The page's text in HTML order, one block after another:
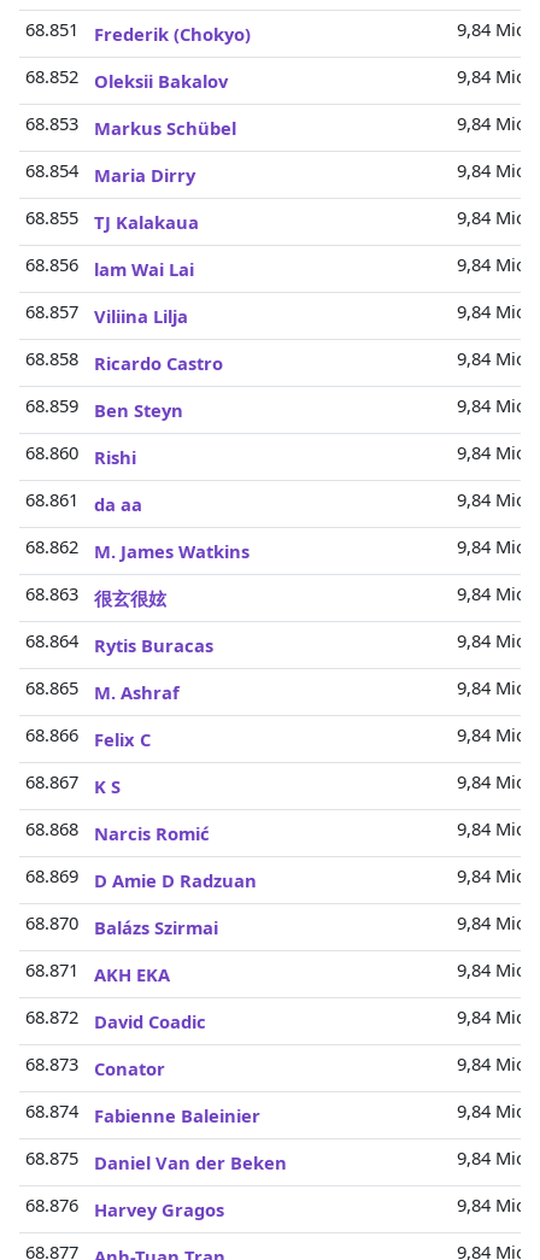
68.851
Frederik (Chokyo)
9,84 Mio.
68.852
Oleksii Bakalov
9,84 Mio.
68.853
Markus Schübel
9,84 Mio.
68.854
Maria Dirry
9,84 Mio.
68.855
TJ Kalakaua
9,84 Mio.
68.856
lam Wai Lai
9,84 Mio.
68.857
Viliina Lilja
9,84 Mio.
68.858
Ricardo Castro
9,84 Mio.
68.859
Ben Steyn
9,84 Mio.
68.860
Rishi
9,84 Mio.
68.861
da aa
9,84 Mio.
68.862
M. James Watkins
9,84 Mio.
68.863
很玄很妶
9,84 Mio.
68.864
Rytis Buracas
9,84 Mio.
68.865
M. Ashraf
9,84 Mio.
68.866
Felix C
9,84 Mio.
68.867
K S
9,84 Mio.
68.868
Narcis Romić
9,84 Mio.
68.869
D Amie D Radzuan
9,84 Mio.
68.870
Balázs Szirmai
9,84 Mio.
68.871
AKH EKA
9,84 Mio.
68.872
David Coadic
9,84 Mio.
68.873
Conator
9,84 Mio.
68.874
Fabienne Baleinier
9,84 Mio.
68.875
Daniel Van der Beken
9,84 Mio.
68.876
Harvey Gragos
9,84 Mio.
68.877
9,84 Mio.